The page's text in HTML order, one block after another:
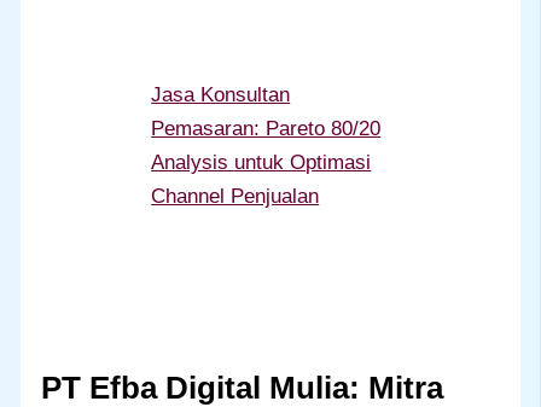
Jasa Konsultan
Pemasaran: Pareto 80/20
Analysis untuk Optimasi
Channel Penjualan
PT Efba Digital Mulia: Mitra